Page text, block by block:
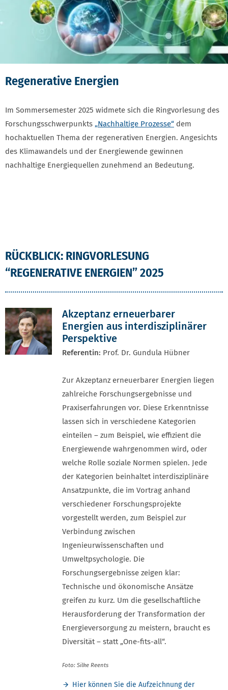
Regenerative Energien
Im Sommersemester 2025 widmete sich die Ringvorlesung des
Forschungsschwerpunkts „Nachhaltige Prozesse“ dem
hochaktuellen Thema der regenerativen Energien. Angesichts
des Klimawandels und der Energiewende gewinnen
nachhaltige Energiequellen zunehmend an Bedeutung.
RÜCKBLICK: RINGVORLESUNG
“REGENERATIVE ENERGIEN” 2025
Akzeptanz erneuerbarer
Energien aus interdisziplinärer
Perspektive
Referentin: Prof. Dr. Gundula Hübner
Zur Akzeptanz erneuerbarer Energien liegen
zahlreiche Forschungsergebnisse und
Praxiserfahrungen vor. Diese Erkenntnisse
lassen sich in verschiedene Kategorien
einteilen – zum Beispiel, wie effizient die
Energiewende wahrgenommen wird, oder
welche Rolle soziale Normen spielen. Jede
der Kategorien beinhaltet interdisziplinäre
Ansatzpunkte, die im Vortrag anhand
verschiedener Forschungsprojekte
vorgestellt werden, zum Beispiel zur
Verbindung zwischen
Ingenieurwissenschaften und
Umweltpsychologie. Die
Forschungsergebnisse zeigen klar:
Technische und ökonomische Ansätze
greifen zu kurz. Um die gesellschaftliche
Herausforderung der Transformation der
Energieversorgung zu meistern, braucht es
Diversität – statt „One-fits-all“.
Foto: Silke Reents
Hier können Sie die Aufzeichnung der